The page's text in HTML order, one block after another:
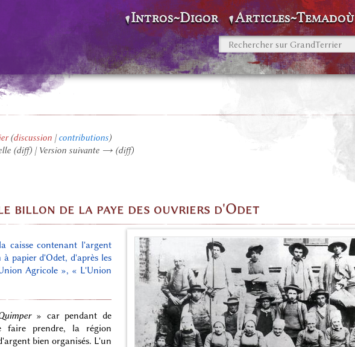
Intros~Digor Articles~Temadoù
(discussion |contributions)
(diff) | Version suivante → (diff)
billon de la paye des ouvriers d'Odet
caisse contenant l'argent
papier d'Odet, d'après les
Agricole », « L'Union
» car pendant de
faire prendre, la région
bien organisés. L'un